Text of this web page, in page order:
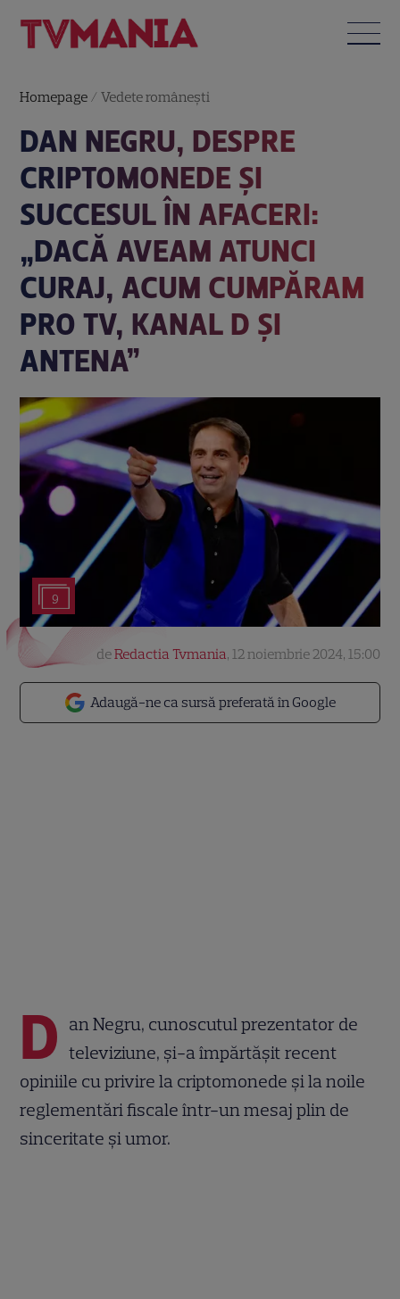
Homepage /Vedete româneşti
DAN NEGRU, DESPRE
CRIPTOMONEDE ȘI
SUCCESUL ÎN AFACERI:
„DACĂ AVEAM ATUNCI
CURAJ, ACUM CUMPĂRAM
PRO TV, KANAL D ȘI
ANTENA”
9
Adaugă-ne ca sursă preferată în Google
deRedactia Tvmania, 12 noiembrie 2024, 15:00
D an Negru, cunoscutul prezentator de
televiziune, și-a împărtășit recent
opiniile cu privire la criptomonede și la noile
reglementări fiscale într-un mesaj plin de
sinceritate și umor.